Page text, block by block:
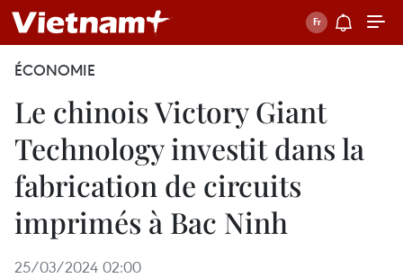
ÉCONOMIE
Le chinois Victory Giant
Technology investit dans la
fabrication de circuits
imprimés à Bac Ninh
25/03/2024 02:00